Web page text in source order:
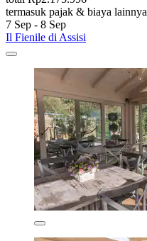
termasuk pajak & biaya lainnya
7 Sep - 8 Sep
Il Fienile di Assisi